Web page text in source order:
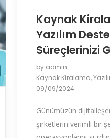
Kaynak
Yazılım
Süreçlerinizi
by admin
Kaynak Kiralama,
09/09/2024
Günümüzün
şirketlerin verimli bir